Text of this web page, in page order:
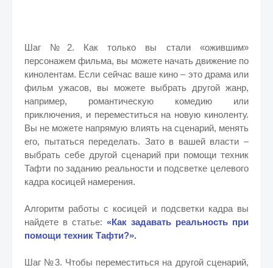
Шаг №2. Как только вы стали «ожившим»
персонажем фильма, вы можете начать движение по
кинолентам. Если сейчас ваше кино – это драма или
фильм ужасов, вы можете выбрать другой жанр,
например, романтическую комедию или
приключения, и переместиться на новую киноленту.
Вы не можете напрямую влиять на сценарий, менять
его, пытаться переделать. Зато в вашей власти –
выбрать себе другой сценарий при помощи техник
Тафти по заданию реальности и подсветке целевого
кадра косицей намерения.
Алгоритм работы с косицей и подсветки кадра вы
найдете в статье: «Как задавать реальность при
помощи техник Тафти?».
Шаг №3. Чтобы переместиться на другой сценарий,